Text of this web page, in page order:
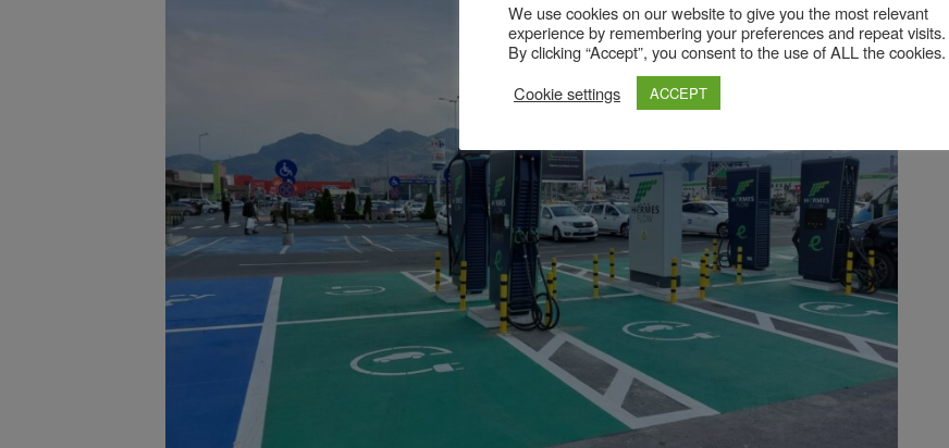
We use cookies on our website to give you the most relevant
experience by remembering your preferences and repeat visits.
By clicking “Accept”, you consent to the use of ALL the cookies.
Cookie settings
ACCEPT